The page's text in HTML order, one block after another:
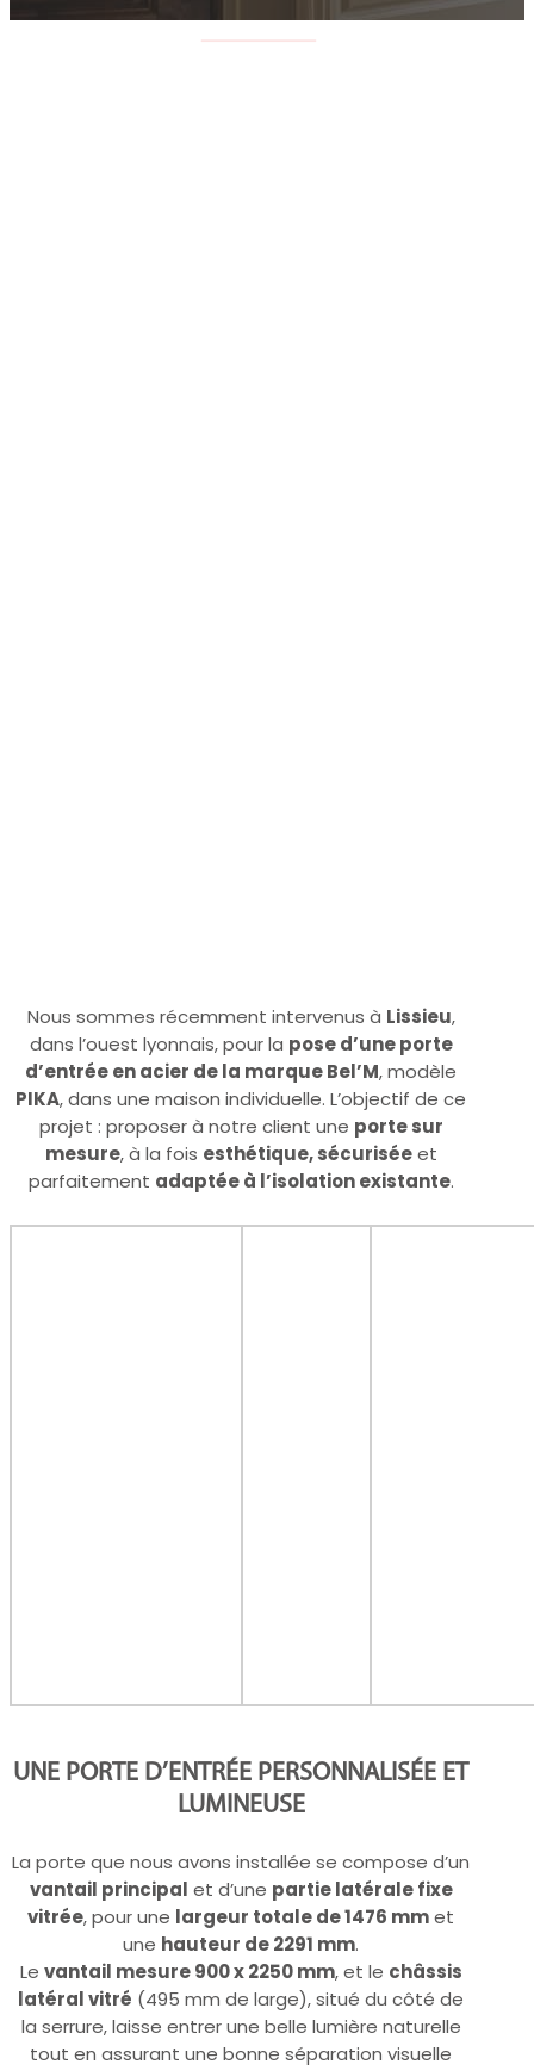
Nous sommes récemment intervenus à Lissieu,
dans l’ouest lyonnais, pour la pose d’une porte
d’entrée en acier de la marque Bel’M, modèle
PIKA, dans une maison individuelle. L’objectif de ce
projet : proposer à notre client une porte sur
mesure, à la fois esthétique, sécuriséeet
parfaitement adaptée à l’isolation existante.
UNE PORTE D’ENTRÉE PERSONNALISÉE ET
LUMINEUSE
La porte que nous avons installée se compose d’un
vantail principal et d’une partie latérale fixe
vitrée, pour une largeur totale de 1476 mmet
une hauteur de 2291 mm.
Le vantail mesure 900 x 2250 mm, et le châssis
latéral vitré (495 mm de large), situé du côté de
la serrure, laisse entrer une belle lumière naturelle
tout en assurant une bonne séparation visuelle